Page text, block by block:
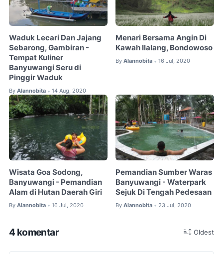
Waduk Lecari Dan Jajang
Sebarong, Gambiran -
Tempat Kuliner
Banyuwangi Seru di
Pinggir Waduk
By Alannobita • 14 Aug, 2020
Menari Bersama Angin Di
Kawah Ilalang, Bondowoso
By Alannobita • 16 Jul, 2020
Wisata Goa Sodong,
Banyuwangi - Pemandian
Alam di Hutan Daerah Giri
By Alannobita • 16 Jul, 2020
Pemandian Sumber Waras
Banyuwangi - Waterpark
Sejuk Di Tengah Pedesaan
By Alannobita • 23 Jul, 2020
4 komentar Oldest